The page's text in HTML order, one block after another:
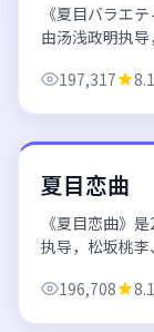
《夏目バラエ
由汤浅政明执
过日韩电影电视
197,317 8.1
日本
夏目恋曲
《夏目恋曲》
执导，松坂桃
电影电视剧在线
196,708 8.1